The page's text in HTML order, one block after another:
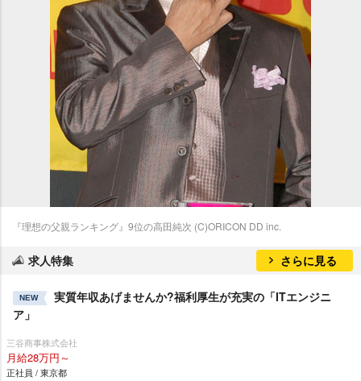
『理想の父親ランキング』9位の高田純次 (C)ORICON DD inc.
求人特集 さらに見る
NEW
実質年収あげませんか?福利厚生が充実の「ITエンジニ
ア」
三谷商事株式会社
月給28万円～
正社員 / 東京都